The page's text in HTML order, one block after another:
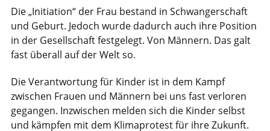
Die „Initiation“ der Frau bestand in Schwangerschaft
und Geburt. Jedoch wurde dadurch auch ihre Position
in der Gesellschaft festgelegt. Von Männern. Das galt
fast überall auf der Welt so.
Die Verantwortung für Kinder ist in dem Kampf
zwischen Frauen und Männern bei uns fast verloren
gegangen. Inzwischen melden sich die Kinder selbst
und kämpfen mit dem Klimaprotest für ihre Zukunft.